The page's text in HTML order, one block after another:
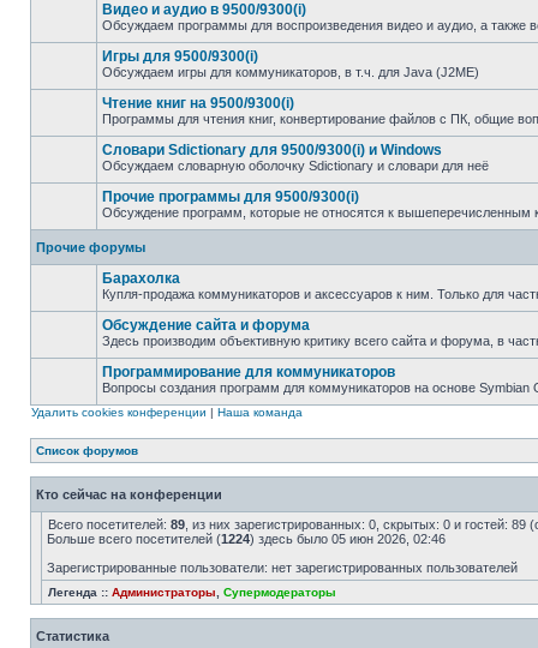
Видео и аудио в 9500/9300(i)
Обсуждаем программы для воспроизведения видео и аудио, а также
Игры для 9500/9300(i)
Обсуждаем игры для коммуникаторов, в т.ч. для Java (J2ME)
Чтение книг на 9500/9300(i)
Программы для чтения книг, конвертирование файлов с ПК, общие
Словари Sdictionary для 9500/9300(i) и Windows
Обсуждаем словарную оболочку Sdictionary и словари для неё
Прочие программы для 9500/9300(i)
Обсуждение программ, которые не относятся к вышеперечисленным
Прочие форумы
Барахолка
Купля-продажа коммуникаторов и аксессуаров к ним. Только для
Обсуждение сайта и форума
Здесь производим объективную критику всего сайта и форума, в
Программирование для коммуникаторов
Вопросы создания программ для коммуникаторов на основе Symbian
Удалить cookies конференции | Наша команда
Список форумов
Кто сейчас на конференции
Всего посетителей: 89 , из них зарегистрированных: 0, скрытых: 0 и гостей:
Больше всего посетителей (1224) здесь было 05 июн 2026, 02:46
Зарегистрированные пользователи: нет зарегистрированных пользователей
Легенда :: Администраторы Супермодераторы
Статистика